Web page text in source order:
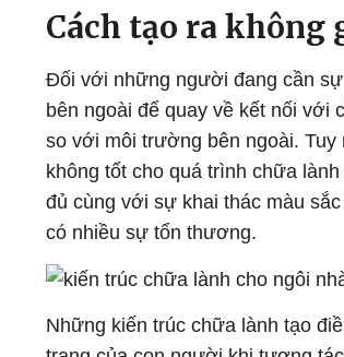
Cách tạo ra không
Đối với những người đang cần
bên ngoài để quay về kết nối với
so với môi trường bên ngoài. Tuy
không tốt cho quá trình chữa
đủ cùng với sự khai thác màu
có nhiều sự tổn thương.
Những kiến trúc chữa lành tạo